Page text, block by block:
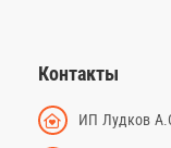
Контакты
ИП Лудков